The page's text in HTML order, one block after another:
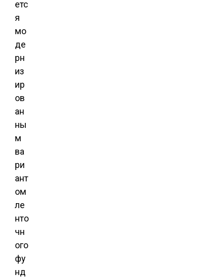
етс
я
мо
де
рн
из
ир
ов
ан
ны
м
ва
ри
ант
ом
ле
нто
чн
ого
фу
нд